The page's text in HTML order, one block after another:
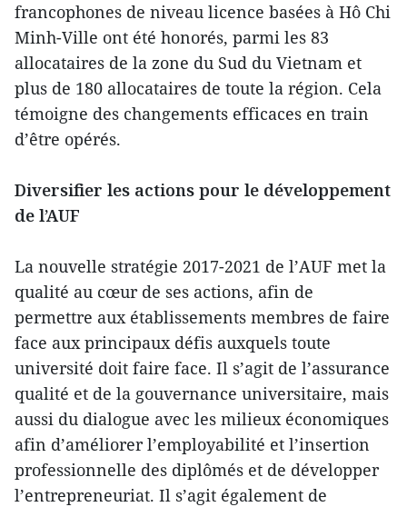
francophones de niveau licence basées à Hô Chi
Minh-Ville ont été honorés, parmi les 83
allocataires de la zone du Sud du Vietnam et
plus de 180 allocataires de toute la région. Cela
témoigne des changements efficaces en train
d’être opérés.
Diversifier les actions pour le développement
de l’AUF
La nouvelle stratégie 2017-2021 de l’AUF met la
qualité au cœur de ses actions, afin de
permettre aux établissements membres de faire
face aux principaux défis auxquels toute
université doit faire face. Il s’agit de l’assurance
qualité et de la gouvernance universitaire, mais
aussi du dialogue avec les milieux économiques
afin d’améliorer l’employabilité et l’insertion
professionnelle des diplômés et de développer
l’entrepreneuriat. Il s’agit également de